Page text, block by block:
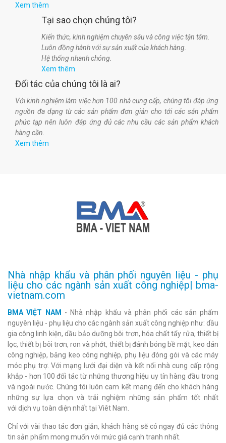
Xem thêm
Tại sao chọn chúng tôi?
Kiến thức, kinh nghiệm chuyên sâu và công việc tận tâm.
Luôn đồng hành với sự sản xuất của khách hàng.
Hệ thống nhanh chóng.
Xem thêm
Đối tác của chúng tôi là ai?
Với kinh nghiệm làm việc hơn 100 nhà cung cấp, chúng tôi đáp ứng
nguồn đa dạng từ các sản phẩm đơn giản cho tới các sản phẩm
phức tạp nên luôn đáp ứng đủ các nhu cầu các sản phẩm khách
hàng cần.
Xem thêm
Nhà nhập khẩu và phân phối nguyên liệu - phụ
liệu cho các ngành sản xuất công nghiệp| bma-
vietnam.com
BMA VIỆT NAM
- Nhà nhập khẩu và phân phối các sản phẩm
nguyên liệu - phụ liệu cho các ngành sản xuất công nghiệp như: dầu
gia công linh kiện, dầu bảo dưỡng bôi trơn, hóa chất tẩy rửa, thiết bị
lọc, thiết bị bôi trơn, ron và phớt, thiết bị đánh bóng bề mặt, keo dán
công nghiệp, băng keo công nghiệp, phụ liệu đóng gói và các máy
móc phụ trợ. Với mạng lưới đại diện và kết nối nhà cung cấp rộng
khắp - hơn 100 đối tác từ những thương hiệu uy tín hàng đầu trong
và ngoài nước. Chúng tôi luôn cam kết mang đến cho khách hàng
những sự lựa chọn và trải nghiệm những sản phẩm tốt nhất
với dịch vụ toàn diện nhất tại Viêt Nam.
Chỉ với vài thao tác đơn giản, khách hàng sẽ có ngay đủ các thông
tin sản phẩm mong muốn với mức giá cạnh tranh nhất.